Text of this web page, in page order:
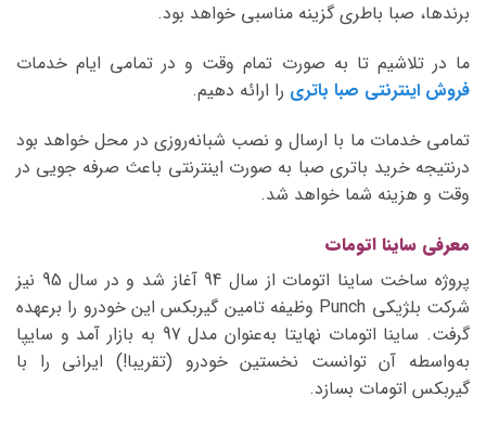
برندها، صبا باطری گزینه مناسبی خواهد بود.
ما در تلاشیم تا به صورت تمام وقت و در تمامی ایام خدمات
فروش اینترنتی صبا باتری را ارائه دهیم.
تمامی خدمات ما با ارسال و نصب شبانه‌روزی در محل خواهد بود
درنتیجه خرید باتری صبا به صورت اینترنتی باعث صرفه جویی در
وقت و هزینه شما خواهد شد.
معرفی ساینا اتومات
پروژه ساخت ساینا اتومات از سال 94 آغاز شد و در سال 95 نیز
شرکت بلژیکی Punch وظیفه تامین گیربکس این خودرو را برعهده
گرفت. ساینا اتومات نهایتا به‌عنوان مدل 97 به بازار آمد و سایپا
به‌واسطه آن توانست نخستین خودرو (تقریبا!) ایرانی را با
گیربکس اتومات بسازد.